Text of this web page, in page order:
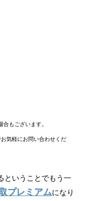
もございます。
気軽にお問い合わせくだ
ということでもう一
プレミアムになり